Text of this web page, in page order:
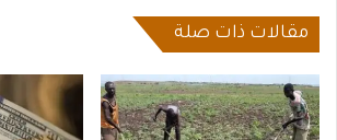
مقالات ذات صلة